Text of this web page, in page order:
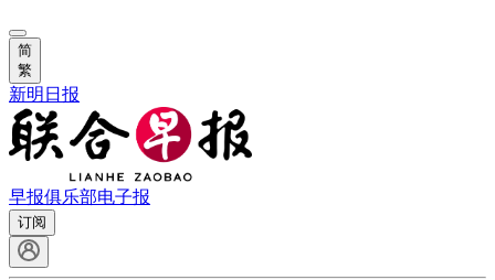
简
繁
新明日报
早报俱乐部电子报
订阅